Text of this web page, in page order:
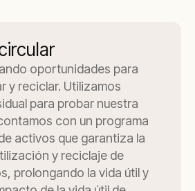
oportunidades para
y reciclar. Utilizamos
para probar nuestra
con un programa
activos que garantiza la
y reciclaje de
prolongando la vida útil y